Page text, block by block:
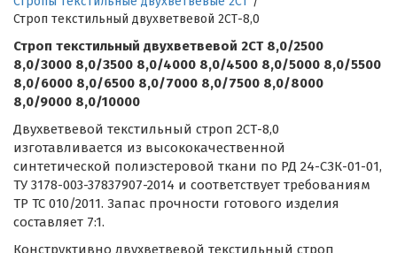
Строп текстильный двухветвевой 2СТ-8,0
Строп текстильный двухветвевой 2СТ 8,0/2500
8,0/3000 8,0/3500 8,0/4000 8,0/4500 8,0/5000 8,0/5500
8,0/6000 8,0/6500 8,0/7000 8,0/7500 8,0/8000
8,0/9000 8,0/10000
Двухветвевой текстильный строп 2СТ-8,0
изготавливается из высококачественной
синтетической полиэстеровой ткани по РД 24-СЗК-01-01,
ТУ 3178-003-37837907-2014 и соответствует требованиям
ТР ТС 010/2011. Запас прочности готового изделия
составляет 7:1.
Конструктивно двухветвевой текстильный строп